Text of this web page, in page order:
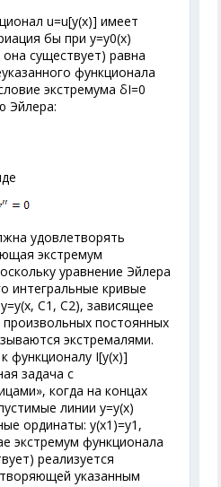
u=u[у(х)] имеет
бы при у=у0(х)
существует) равна
функционала
экстремума δI=0
Эйлера:
удовлетворять
экстремум
уравнение Эйлера
интегральные кривые
С1 , С2), зависящее
постоянных
экстремалями.
функционалу I[у(х)]
задача с
когда на концах
линии у=у(х)
ординаты: у(х1 )=у1 ,
экстремум функционала
реализуется
указанным